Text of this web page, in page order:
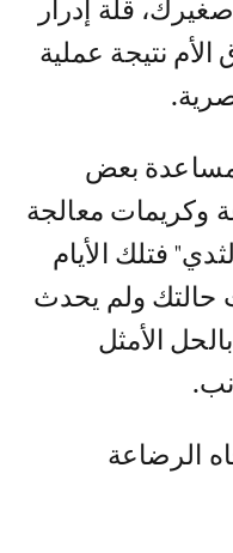
قلة إدرار
اﻷم نتيجة عملية
بعض
وكريمات معالجة
فتلك اﻷيام
حالتك ولم يحدث
اﻷمثل
الرضاعة